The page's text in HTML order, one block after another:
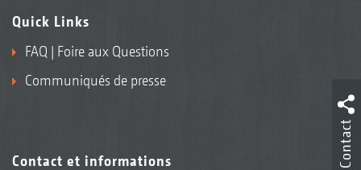
Quick Links
FAQ | Foire aux Questions
Communiqués de presse
Contact et informations
Contact